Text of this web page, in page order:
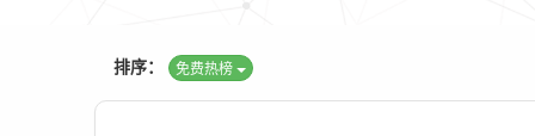
排序： 免费热榜